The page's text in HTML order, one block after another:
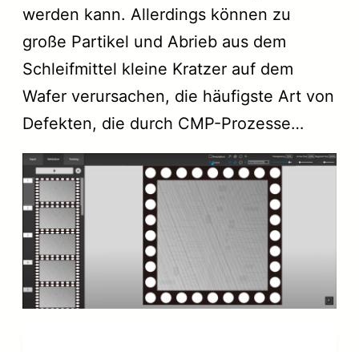
werden kann. Allerdings können zu
große Partikel und Abrieb aus dem
Schleifmittel kleine Kratzer auf dem
Wafer verursachen, die häufigste Art von
Defekten, die durch CMP-Prozesse…